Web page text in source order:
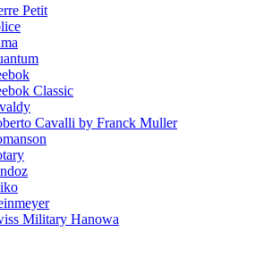
Petit
Classic
Cavalli by Franck Muller
Military Hanowa